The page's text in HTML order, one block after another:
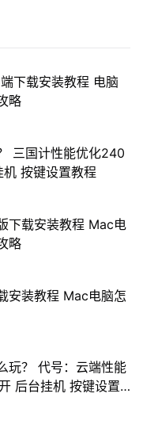
下载安装教程 电脑
略
三国计性能优化240
按键设置教程
下载安装教程 Mac电
略
安装教程 Mac电脑怎
玩？ 代号：云端性能
后台挂机 按键设置